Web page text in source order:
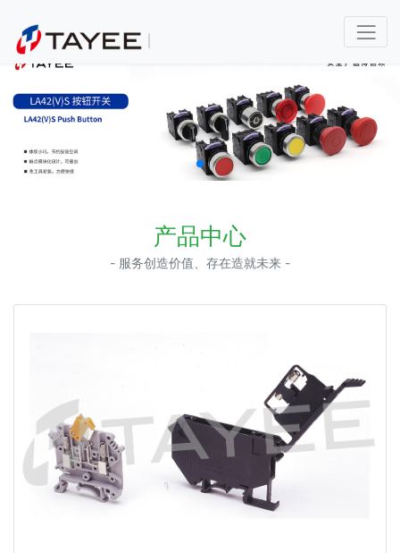
产品中心
- 服务创造价值、存在造就未来 -